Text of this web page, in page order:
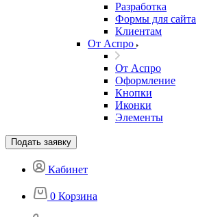
Разработка
Формы для сайта
Клиентам
От Аспро
От Аспро
Оформление
Кнопки
Иконки
Элементы
Подать заявку
Кабинет
0 Корзина